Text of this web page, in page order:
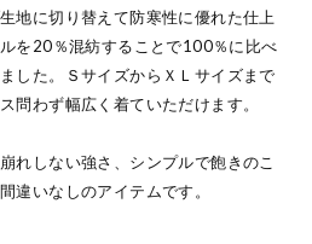
地に切り替えて防寒性に優れた仕上
を20％混紡することで100％に比べ
した。ＳサイズからＸＬサイズまで
問わず幅広く着ていただけます。
れしない強さ、シンプルで飽きのこ
違いなしのアイテムです。